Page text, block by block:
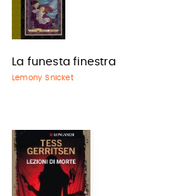
La funesta finestra
Lemony Snicket